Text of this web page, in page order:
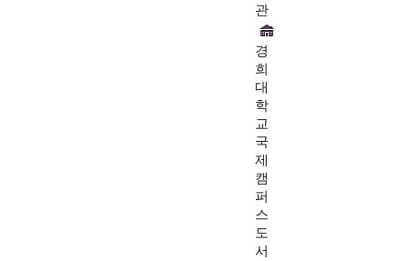
관
경
희
대
학
교
국
제
캠
퍼
스
도
서